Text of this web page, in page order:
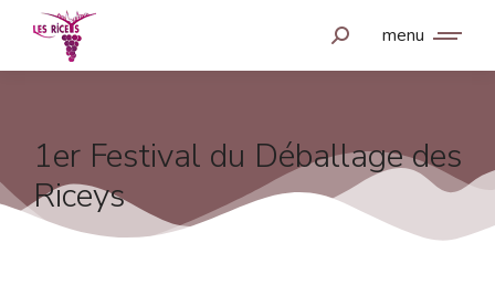
menu
1er Festival du Déballage des
Riceys